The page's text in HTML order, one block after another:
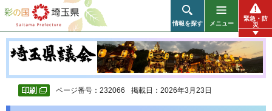
彩の国 埼玉県
情報を探す メニュー
緊急・防
災
ページ番号：232066 掲載日：2026年3月23日